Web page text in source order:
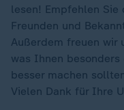
lesen! Empfehlen
Freunden und
Außerdem freuen wir
was Ihnen
besser machen
Vielen Dank für Ihre